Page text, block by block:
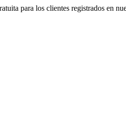
para los clientes registrados en